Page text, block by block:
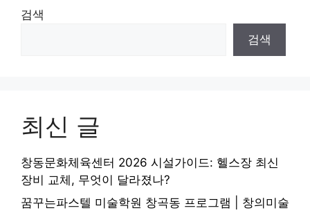
검색
검색
최신 글
창동문화체육센터 2026 시설가이드: 헬스장 최신
장비 교체, 무엇이 달라졌나?
꿈꾸는파스텔 미술학원 창곡동 프로그램 | 창의미술